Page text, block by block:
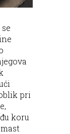
pri
koru